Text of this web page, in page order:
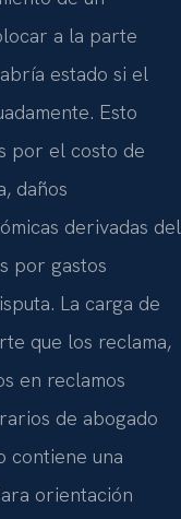
a la parte
estado si el
Esto
por el costo de
daños
derivadas del
por gastos
La carga de
que los reclama,
en reclamos
de abogado
contiene una
orientación